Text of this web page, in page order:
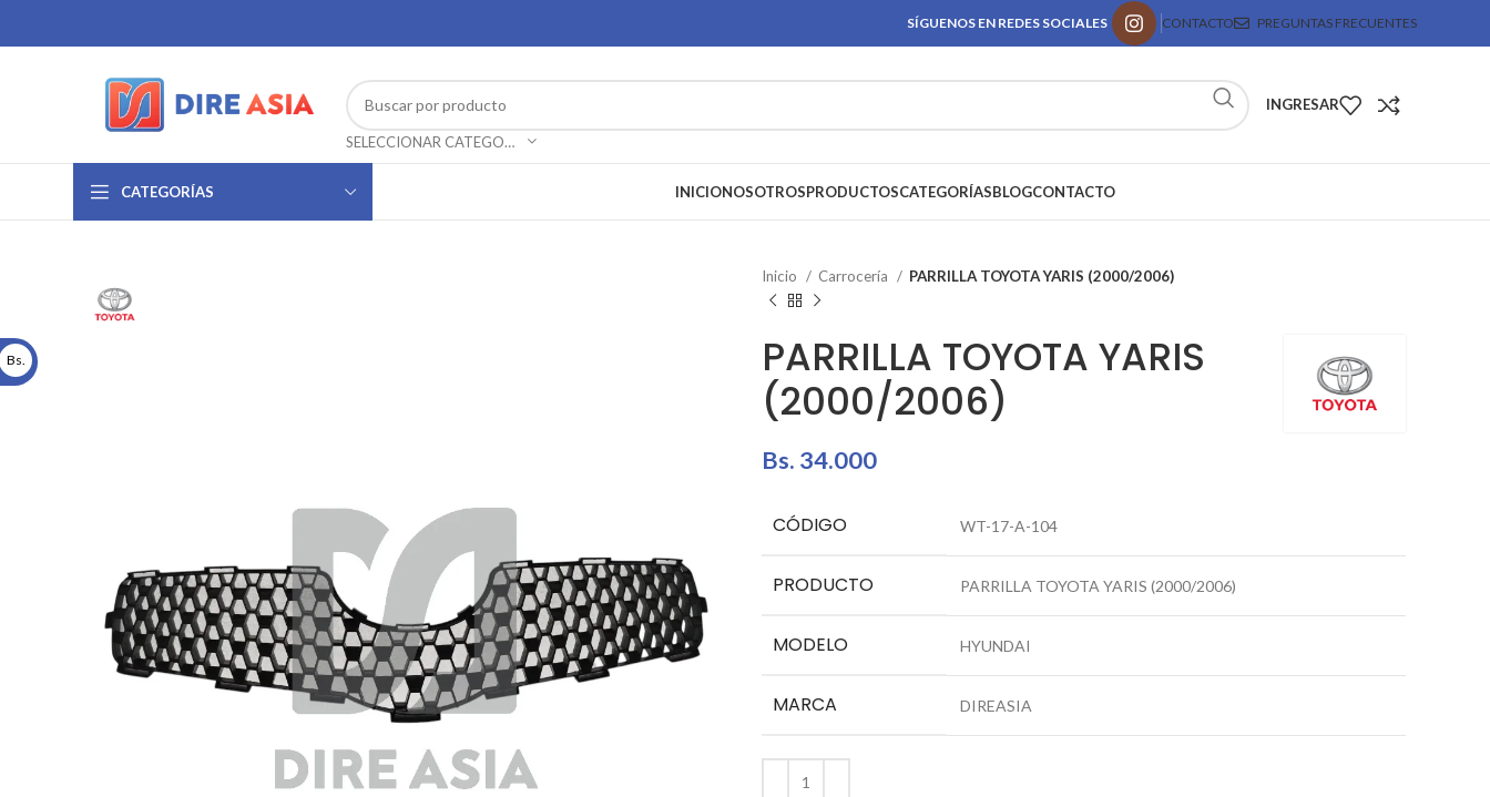
SÍGUENOS EN REDES SOCIALES CONTACTO PREGUNTAS FRECUENTES
SELECCIONAR CATEGORÍA
INGRESAR
CATEGORÍAS INICIONOSOTROSPRODUCTOSCATEGORÍASBLOGCONTACTO
Inicio Carrocería PARRILLA TOYOTA YARIS (2000/2006)
PARRILLA TOYOTA YARIS
(2000/2006)
Bs. 34.000
CÓDIGO WT-17-A-104
PRODUCTO PARRILLA TOYOTA YARIS (2000/2006)
MODELO HYUNDAI
MARCA DIREASIA
Bs.